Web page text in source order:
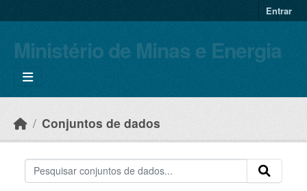
Entrar
Ministério de Minas e Energia
Conjuntos de dados